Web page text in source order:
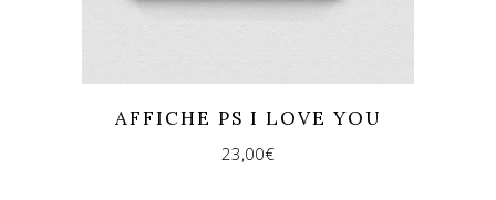
AFFICHE PS I LOVE YOU
23,00€